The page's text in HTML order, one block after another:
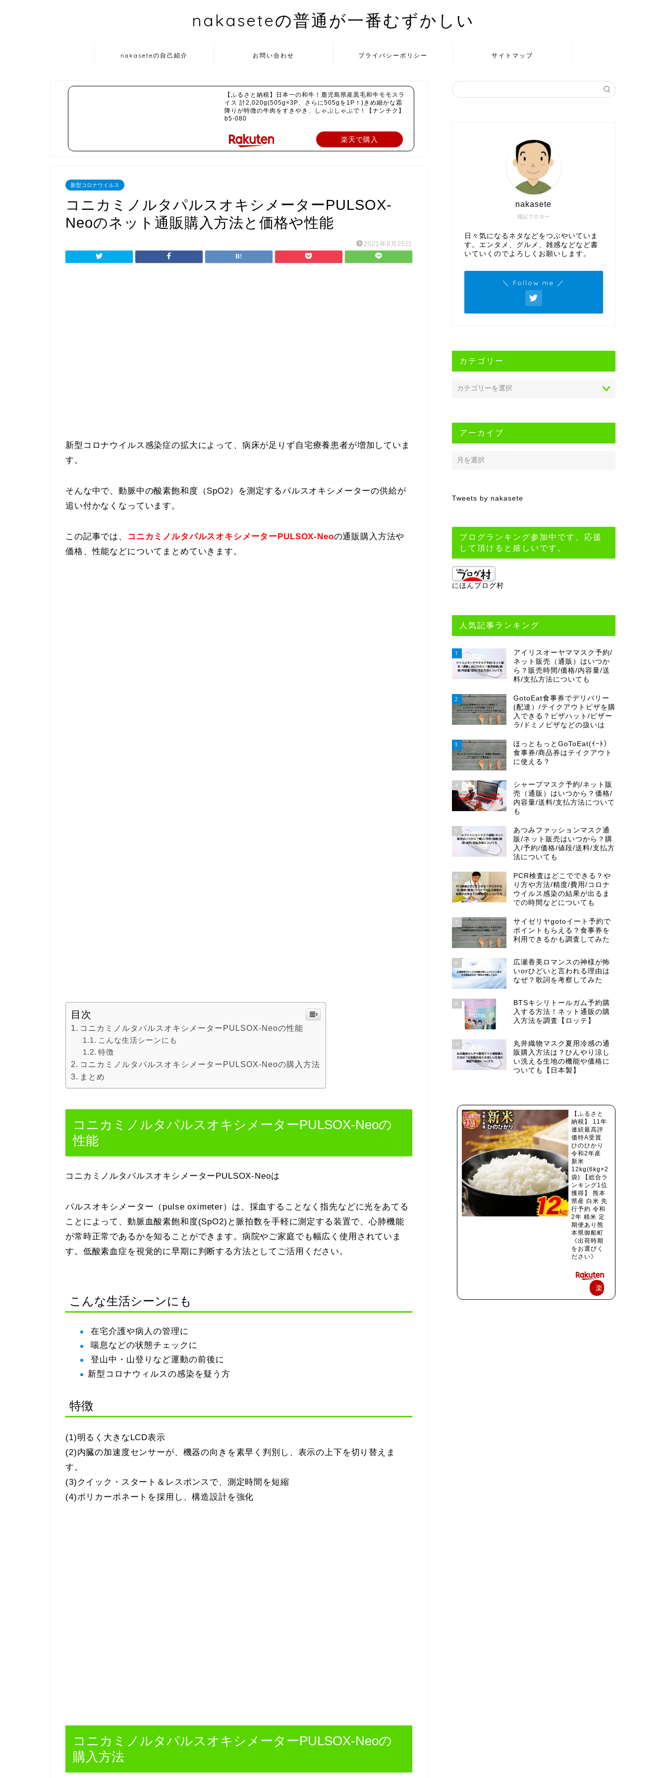
nakaseteの普通が一番むずかしい
nakaseteの自己紹介 お問い合わせ プライバシーポリシー サイトマップ
【ふるさと納税】日本一の和牛！鹿児島県産黒毛和牛モモスラ
イス 計2,020g(505g×3P、さらに505gを1P！)きめ細かな霜
降りが特徴の牛肉をすきやき、しゃぶしゃぶで！【ナンチク】
b5-080
楽天で購入
新型コロナウイルス
コニカミノルタパルスオキシメーターPULSOX-
Neoのネット通販購入方法と価格や性能
2021年8月25日
新型コロナウイルス感染症の拡大によって、病床が足りず自宅療養患者が増加していま
す。
そんな中で、動脈中の酸素飽和度（SpO2）を測定するパルスオキシメーターの供給が
追い付かなくなっています。
この記事では、 コニカミノルタパルスオキシメーターPULSOX-Neoの通販購入方法や
価格、性能などについてまとめていきます。
目次
コニカミノルタパルスオキシメーターPULSOX-Neoの性能
こんな生活シーンにも
特徴
コニカミノルタパルスオキシメーターPULSOX-Neoの購入方法
まとめ
コニカミノルタパルスオキシメーターPULSOX-Neoの
性能
コニカミノルタパルスオキシメーターPULSOX-Neoは
パルスオキシメーター（pulse oximeter）は、採血することなく指先などに光をあてる
ことによって、動脈血酸素飽和度(SpO2)と脈拍数を手軽に測定する装置で、心肺機能
が常時正常であるかを知ることができます。病院やご家庭でも幅広く使用されていま
す。低酸素血症を視覚的に早期に判断する方法としてご活用ください。
こんな生活シーンにも
在宅介護や病人の管理に
喘息などの状態チェックに
登山中・山登りなど運動の前後に
新型コロナウィルスの感染を疑う方
特徴
(1)明るく大きなLCD表示
(2)内臓の加速度センサーが、機器の向きを素早く判別し、表示の上下を切り替えま
す。
(3)クイック・スタート＆レスポンスで、測定時間を短縮
(4)ポリカーボネートを採用し、構造設計を強化
コニカミノルタパルスオキシメーターPULSOX-Neoの
購入方法
雑記ブロガー
nakasete
日々気になるネタなどをつぶやいていま
す。エンタメ、グルメ、雑感などなど書
いていくのでよろしくお願いします。
＼ Follow me ／
カテゴリー
アーカイブ
Tweets by nakasete
ブログランキング参加中です。応援
して頂けると嬉しいです。
にほんブログ村
人気記事ランキング
1
アイリスオーヤママスク予約/
ネット販売（通販）はいつか
ら？販売時間/価格/内容量/送
料/支払方法についても
2
GotoEat食事券でデリバリー
(配達）/テイクアウトピザを購
入できる？ピザハット/ピザー
ラ/ドミノピザなどの扱いは
3
ほっともっとGoToEat(ｲｰﾄ）
食事券/商品券はテイクアウト
に使える？
4
シャープマスク予約/ネット販
売（通販）はいつから？価格/
内容量/送料/支払方法について
も
5
あつみファッションマスク通
販/ネット販売はいつから？購
入/予約/価格/値段/送料/支払方
法についても
6
PCR検査はどこでできる？や
り方や方法/精度/費用/コロナ
ウイルス感染の結果が出るま
での時間などについても
7
サイゼリヤgotoイート予約で
ポイントもらえる？食事券を
利用できるかも調査してみた
8
広瀬香美ロマンスの神様が怖
いorひどいと言われる理由は
なぜ？歌詞を考察してみた
9
BTSキシリトールガム予約購
入する方法！ネット通販の購
入方法を調査【ロッテ】
10
丸井織物マスク夏用冷感の通
販購入方法は？ひんやり涼し
い洗える生地の機能や価格に
ついても【日本製】
【ふるさと
納税】 11年
連続最高評
価特A受賞
ひのひかり
令和2年産
新米
12kg(6kg×2
袋) 【総合ラ
ンキング1位
獲得】 熊本
県産 白米 先
行予約 令和
2年 精米 定
期便あり熊
本県御船町
《出荷時期
をお選びく
ださい》
楽